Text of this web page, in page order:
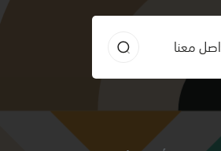
معنا